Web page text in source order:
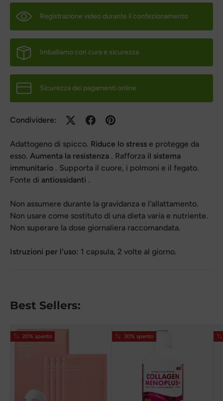
Registrazione video durante il confezionamento
Imballiamo con cura e sicurezza
Sicurezza dei pagamenti online
Condividere:
Adattogeno di spicco. Riduce lo stress e protegge da
esso. Aumenta la resistenza . Rafforza il sistema
immunitario . Supporta il cuore, i polmoni e il fegato.
Fonte di antiossidanti .
Non assumere durante la gravidanza e l'allattamento.
Non usare come sostituto di una dieta varia e nutriente.
Non superare la dose giornaliera raccomandata.
Istruzioni per l'uso: 1 capsula, 2 volte al giorno.
Best Sellers:
20% spento 30% spento